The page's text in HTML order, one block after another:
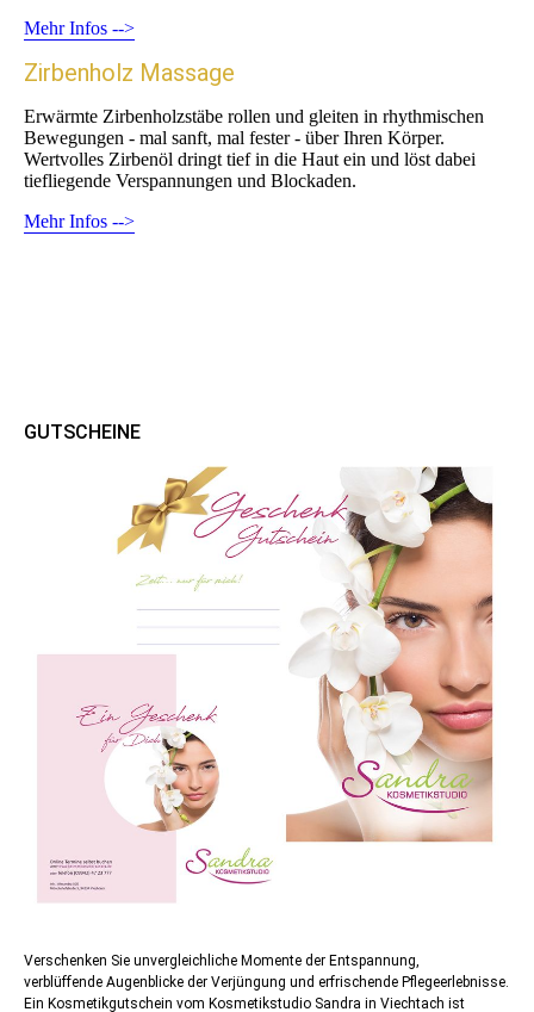
Mehr Infos -->
Zirbenholz Massage
Erwärmte Zirbenholzstäbe rollen und gleiten in rhythmischen
Bewegungen - mal sanft, mal fester - über Ihren Körper.
Wertvolles Zirbenöl dringt tief in die Haut ein und löst dabei
tiefliegende Verspannungen und Blockaden.
Mehr Infos -->
GUTSCHEINE
Verschenken Sie unvergleichliche Momente der Entspannung,
verblüffende Augenblicke der Verjüngung und erfrischende Pflegeerlebnisse.
Ein Kosmetikgutschein vom Kosmetikstudio Sandra in Viechtach ist